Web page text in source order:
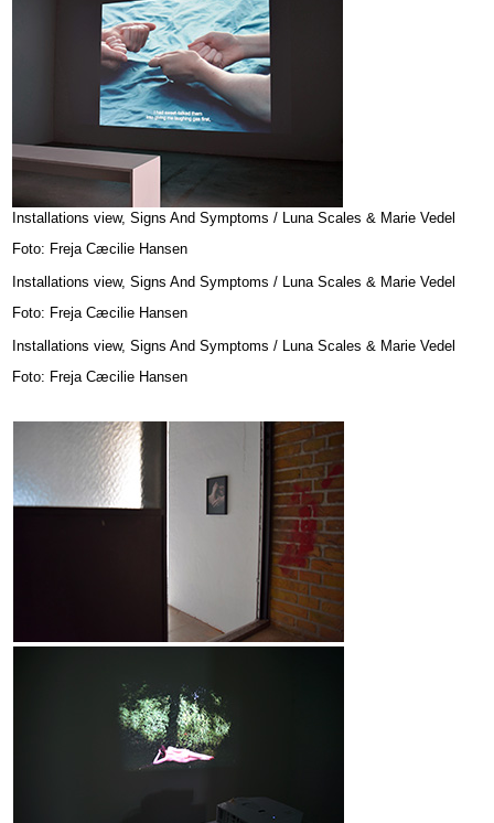
Installations view, Signs And Symptoms / Luna Scales & Marie Vedel
Foto: Freja Cæcilie Hansen
Installations view, Signs And Symptoms / Luna Scales & Marie Vedel
Foto: Freja Cæcilie Hansen
Installations view, Signs And Symptoms / Luna Scales & Marie Vedel
Foto: Freja Cæcilie Hansen